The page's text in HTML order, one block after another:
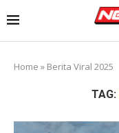
Home » Berita Viral 2025
TAG: